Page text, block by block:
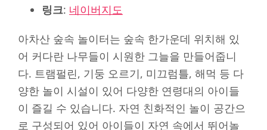
링크: 네이버지도
아차산 숲속 놀이터는 숲속 한가운데 위치해 있
어 커다란 나무들이 시원한 그늘을 만들어줍니
다. 트램펄린, 기둥 오르기, 미끄럼틀, 해먹 등 다
양한 놀이 시설이 있어 다양한 연령대의 아이들
이 즐길 수 있습니다. 자연 친화적인 놀이 공간으
로 구성되어 있어 아이들이 자연 속에서 뛰어놀